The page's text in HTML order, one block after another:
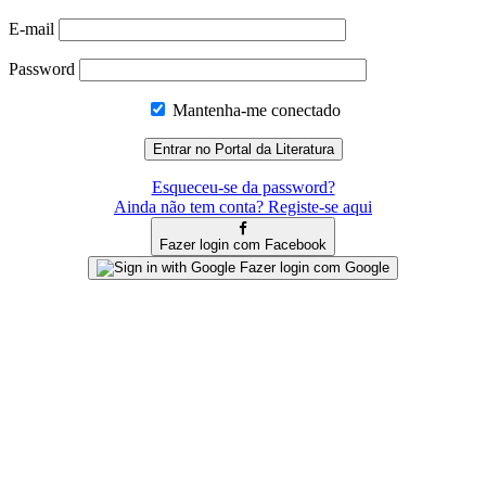
E-mail
Password
Mantenha-me conectado
Esqueceu-se da password?
Ainda não tem conta? Registe-se aqui
Fazer login com Facebook
Fazer login com Google